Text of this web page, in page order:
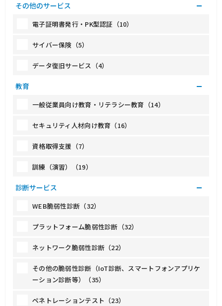
その他のサービス
電子証明書発行・PK型認証（10）
サイバー保険（5）
データ復旧サービス（4）
教育
一般従業員向け教育・リテラシー教育（14）
セキュリティ人材向け教育（16）
資格取得支援（7）
訓練（演習）（19）
診断サービス
WEB脆弱性診断（32）
プラットフォーム脆弱性診断（32）
ネットワーク脆弱性診断（22）
その他の脆弱性診断（IoT診断、スマートフォンアプリケ
ーション診断等）（35）
ペネトレーションテスト（23）